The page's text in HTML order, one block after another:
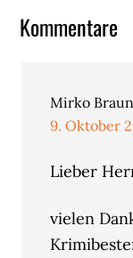
Leser-
Kommentare
Mirko Braun
9. Oktober
Lieber
vielen